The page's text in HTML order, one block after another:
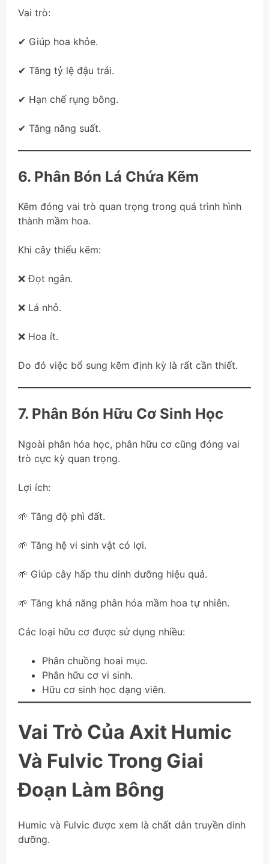
Vai trò:
✔ Giúp hoa khỏe.
✔ Tăng tỷ lệ đậu trái.
✔ Hạn chế rụng bông.
✔ Tăng năng suất.
6. Phân Bón Lá Chứa Kẽm
Kẽm đóng vai trò quan trọng trong quá trình hình
thành mầm hoa.
Khi cây thiếu kẽm:
❌ Đọt ngắn.
❌ Lá nhỏ.
❌ Hoa ít.
Do đó việc bổ sung kẽm định kỳ là rất cần thiết.
7. Phân Bón Hữu Cơ Sinh Học
Ngoài phân hóa học, phân hữu cơ cũng đóng vai
trò cực kỳ quan trọng.
Lợi ích:
🌱 Tăng độ phì đất.
🌱 Tăng hệ vi sinh vật có lợi.
🌱 Giúp cây hấp thu dinh dưỡng hiệu quả.
🌱 Tăng khả năng phân hóa mầm hoa tự nhiên.
Các loại hữu cơ được sử dụng nhiều:
Phân chuồng hoai mục.
Phân hữu cơ vi sinh.
Hữu cơ sinh học dạng viên.
Vai Trò Của Axit Humic
Và Fulvic Trong Giai
Đoạn Làm Bông
Humic và Fulvic được xem là chất dẫn truyền dinh
dưỡng.